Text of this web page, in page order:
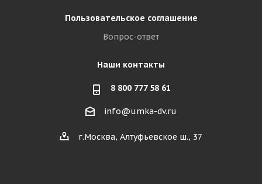
Пользовательское соглашение
Вопрос-ответ
Наши контакты
8 800 777 58 61
info@umka-dv.ru
г.Москва, Алтуфьевское ш., 37